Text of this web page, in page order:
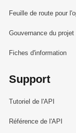
Feuille de route pour
Gouvernance du projet
Fiches d'information
Support
Tutoriel de l'API
Référence de l'API